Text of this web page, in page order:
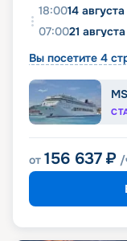
18:0014
07:0021
Вы посетите 4
от 156 637 ₽ /